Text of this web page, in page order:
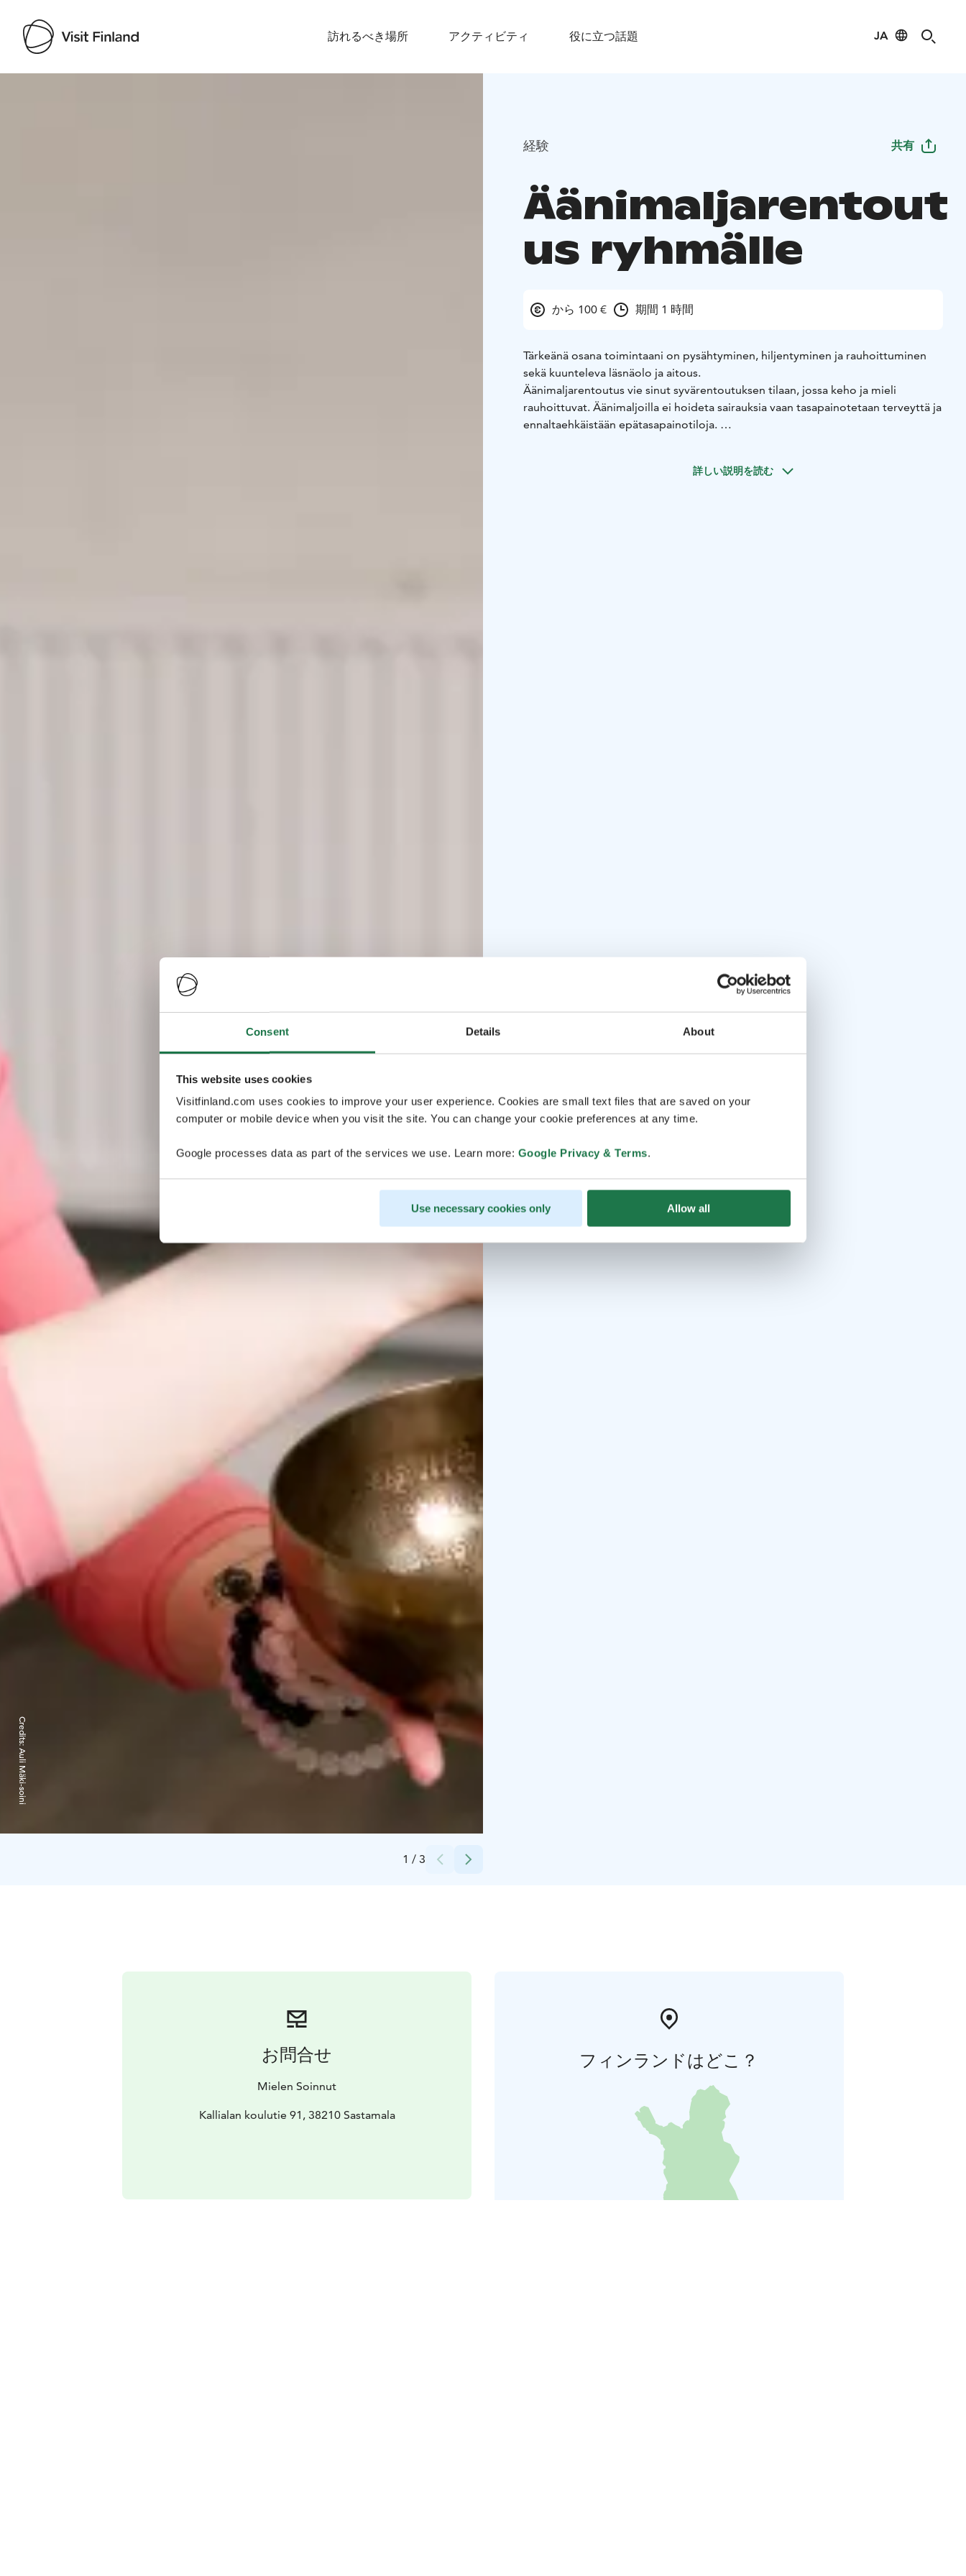
Consent Details About
This website uses cookies
Visitfinland.com uses cookies to improve your user experience. Cookies are small text files that are saved on your
computer or mobile device when you visit the site. You can change your cookie preferences at any time.
Google processes data as part of the services we use. Learn more: Google Privacy & Terms.
Use necessary cookies only Allow all
訪れるべき場所 アクティビティ 役に立つ話題 JA
1 / 3
Credits:
Auli Mäki-soini
経験 共有
Äänimaljarentout
us ryhmälle
から 100 € 期間 1 時間
Tärkeänä osana toimintaani on pysähtyminen, hiljentyminen ja rauhoittuminen
sekä kuunteleva läsnäolo ja aitous.
Äänimaljarentoutus vie sinut syvärentoutuksen tilaan, jossa keho ja mieli
rauhoittuvat. Äänimaljoilla ei hoideta sairauksia vaan tasapainotetaan terveyttä ja
ennaltaehkäistään epätasapainotiloja.
tasapainoa ja energiaa arkeesi ja elämääsi.
詳しい説明を読む
お問合せ
Mielen Soinnut
Kallialan koulutie 91, 38210 Sastamala
フィンランドはどこ？